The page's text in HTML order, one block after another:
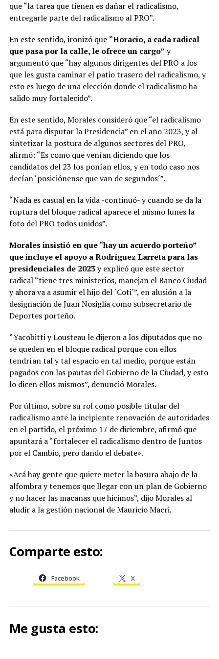
que “la tarea que tienen es dañar el radicalismo,
entregarle parte del radicalismo al PRO”.
En este sentido, ironizó que “Horacio, a cada radical
que pasa por la calle, le ofrece un cargo” y
argumentó que “hay algunos dirigentes del PRO a los
que les gusta caminar el patio trasero del radicalismo, y
esto es luego de una elección donde el radicalismo ha
salido muy fortalecido”.
En este sentido, Morales consideró que “el radicalismo
está para disputar la Presidencia” en el año 2023, y al
sintetizar la postura de algunos sectores del PRO,
afirmó: “Es como que venían diciendo que los
candidatos del 23 los ponían ellos, y en todo caso nos
decían ‘posiciónense que van de segundos´”.
“Nada es casual en la vida -continuó- y cuando se da la
ruptura del bloque radical aparece el mismo lunes la
foto del PRO todos unidos”.
Morales insistió en que “hay un acuerdo porteño”
que incluye el apoyo a Rodríguez Larreta para las
presidenciales de 2023y explicó que este sector
radical “tiene tres ministerios, manejan el Banco Ciudad
y ahora va a asumir el hijo del ´Coti´”, en alusión a la
designación de Juan Nosiglia como subsecretario de
Deportes porteño.
“Yacobitti y Lousteau le dijeron a los diputados que no
se queden en el bloque radical porque con ellos
tendrían tal y tal espacio en tal medio, porque están
pagados con las pautas del Gobierno de la Ciudad, y esto
lo dicen ellos mismos”, denunció Morales.
Por último, sobre su rol como posible titular del
radicalismo ante la incipiente renovación de autoridades
en el partido, el próximo 17 de diciembre, afirmó que
apuntará a “fortalecer el radicalismo dentro de Juntos
por el Cambio, pero dando el debate».
«Acá hay gente que quiere meter la basura abajo de la
alfombra y tenemos que llegar con un plan de Gobierno
y no hacer las macanas que hicimos”, dijo Morales al
aludir a la gestión nacional de Mauricio Macri.
Comparte esto:
Facebook X
Me gusta esto: